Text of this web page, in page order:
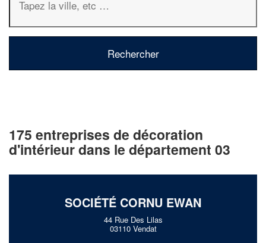
175 entreprises de décoration
d'intérieur dans le département 03
SOCIÉTÉ CORNU EWAN
44 Rue Des Lilas
03110 Vendat